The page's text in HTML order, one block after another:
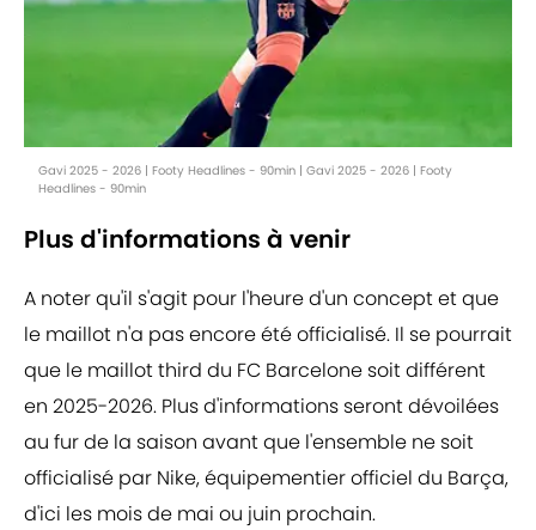
Gavi 2025 - 2026 | Footy Headlines - 90min | Gavi 2025 - 2026 | Footy
Headlines - 90min
Plus d'informations à venir
A noter qu'il s'agit pour l'heure d'un concept et que
le maillot n'a pas encore été officialisé. Il se pourrait
que le maillot third du FC Barcelone soit différent
en 2025-2026. Plus d'informations seront dévoilées
au fur de la saison avant que l'ensemble ne soit
officialisé par Nike, équipementier officiel du Barça,
d'ici les mois de mai ou juin prochain.